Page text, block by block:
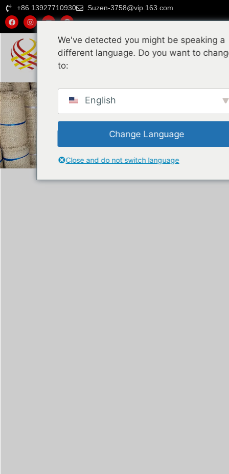
+86 13927710930 Suzen-3758@vip.163.com
We've detected you might be speaking a
different language. Do you want to
to:
English
Change Language
Close and do not switch language